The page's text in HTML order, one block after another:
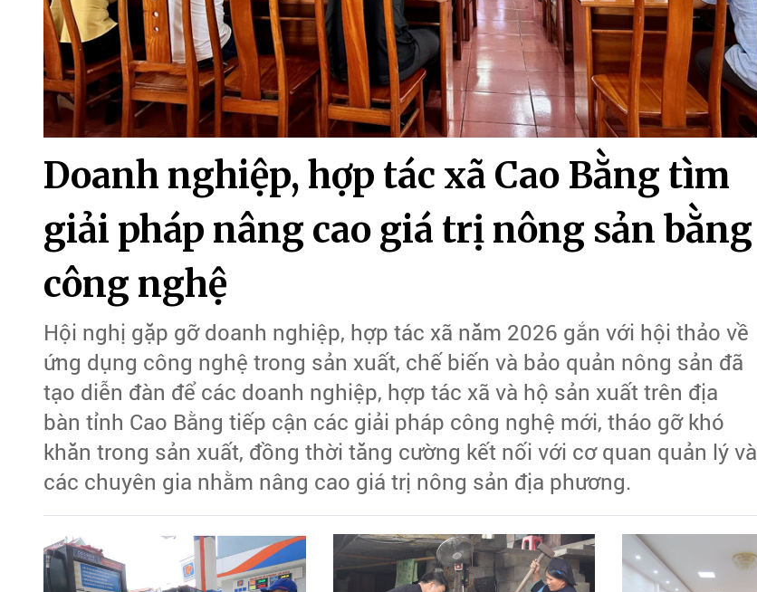
Doanh nghiệp, hợp tác xã Cao Bằng tìm
giải pháp nâng cao giá trị nông sản bằng
công nghệ
Hội nghị gặp gỡ doanh nghiệp, hợp tác xã năm 2026 gắn với hội thảo về
ứng dụng công nghệ trong sản xuất, chế biến và bảo quản nông sản đã
tạo diễn đàn để các doanh nghiệp, hợp tác xã và hộ sản xuất trên địa
bàn tỉnh Cao Bằng tiếp cận các giải pháp công nghệ mới, tháo gỡ khó
khăn trong sản xuất, đồng thời tăng cường kết nối với cơ quan quản lý và
các chuyên gia nhằm nâng cao giá trị nông sản địa phương.